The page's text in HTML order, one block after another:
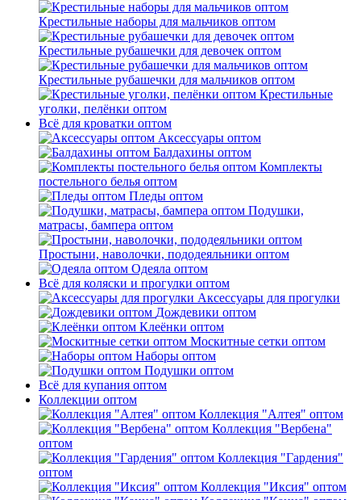
Крестильные наборы для мальчиков оптом
Крестильные рубашечки для девочек оптом
Крестильные рубашечки для мальчиков оптом
Крестильные
уголки, пелёнки оптом
Всё для кроватки оптом
Аксессуары оптом
Балдахины оптом
Комплекты
постельного белья оптом
Пледы оптом
Подушки,
матрасы, бампера оптом
Простыни, наволочки, пододеяльники оптом
Одеяла оптом
Всё для коляски и прогулки оптом
Аксессуары для прогулки
Дождевики оптом
Клеёнки оптом
Москитные сетки оптом
Наборы оптом
Подушки оптом
Всё для купания оптом
Коллекции оптом
Коллекция "Алтея" оптом
Коллекция "Вербена"
оптом
Коллекция "Гардения"
оптом
Коллекция "Иксия" оптом